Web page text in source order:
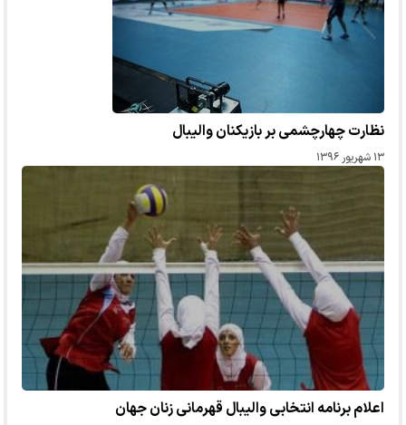
نظارت چهارچشمی بر بازیکنان والیبال
۱۳ شهریور ۱۳۹۶
اعلام برنامه انتخابی والیبال قهرمانی زنان جهان